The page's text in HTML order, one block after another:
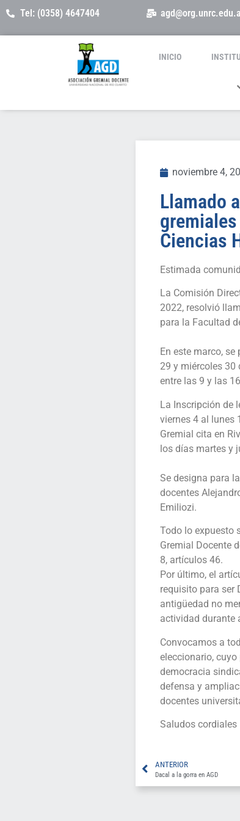
Tel: (0358) 4647404
INICIO
noviembre 4,
Llamado
Ciencias
Estimada
La Comisión
2022, resolvió
para la Facultad
En este marco,
29 y miércoles 30
entre las 9 y las
La Inscripción de
viernes 4 al lunes
Gremial cita en
los días martes y
Se designa para
docentes
Emiliozi.
Todo lo expuesto
Gremial Docente
8, artículos 46.
Por último, el
requisito para ser
antigüedad no
actividad durante
Convocamos a
eleccionario,
democracia
defensa y
docentes
Saludos cordiales
ANTERIOR
Dacal a la gorra en AGD